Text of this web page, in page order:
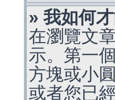
» 我如何
在瀏覽文
示。第一
方塊或小
或者您已